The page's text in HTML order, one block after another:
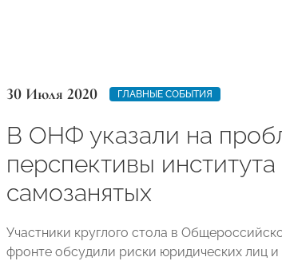
30 Июля 2020 ГЛАВНЫЕ СОБЫТИЯ
В ОНФ указали на
перспективы института
самозанятых
Участники круглого стола в
фронте обсудили риски юридических лиц и